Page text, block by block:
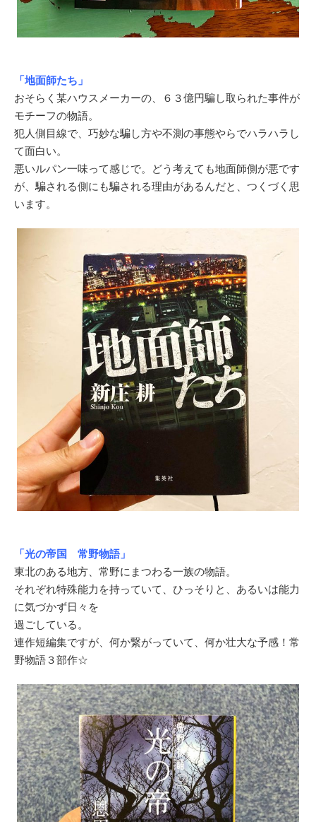
「地面師たち」
おそらく某ハウスメーカーの、６３億円騙し取られた事件が
モチーフの物語。
犯人側目線で、巧妙な騙し方や不測の事態やらでハラハラし
て面白い。
悪いルパン一味って感じで。どう考えても地面師側が悪です
が、騙される側にも騙される理由があるんだと、つくづく思
います。
「光の帝国 常野物語」
東北のある地方、常野にまつわる一族の物語。
それぞれ特殊能力を持っていて、ひっそりと、あるいは能力
に気づかず日々を
過ごしている。
連作短編集ですが、何か繋がっていて、何か壮大な予感！常
野物語３部作☆